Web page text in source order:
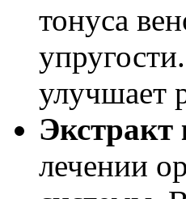
тонуса
улучшает
Экстракт
лечении